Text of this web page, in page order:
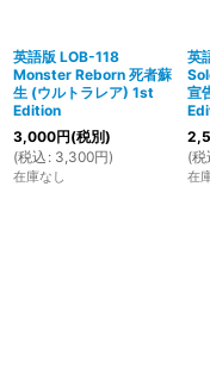
英語版 LOB-118
Monster Reborn 死者蘇
生 (ウルトラレア) 1st
Edition
3,000円(税別)
(税込 : 3,300円)
在庫なし
英
宣
(税
在